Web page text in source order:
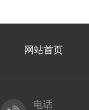
网站首页
电话